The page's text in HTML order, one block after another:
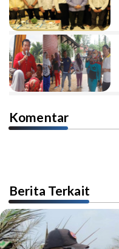
Komentar
Berita Terkait